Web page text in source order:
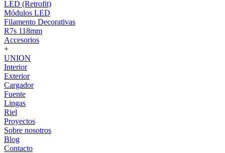
LED (Retrofit)
Módulos LED
Filamento Decorativas
R7s 118mm
Accesorios
+
UNION
Interior
Exterior
Cargador
Fuente
Lingas
Riel
Proyectos
Sobre nosotros
Blog
Contacto